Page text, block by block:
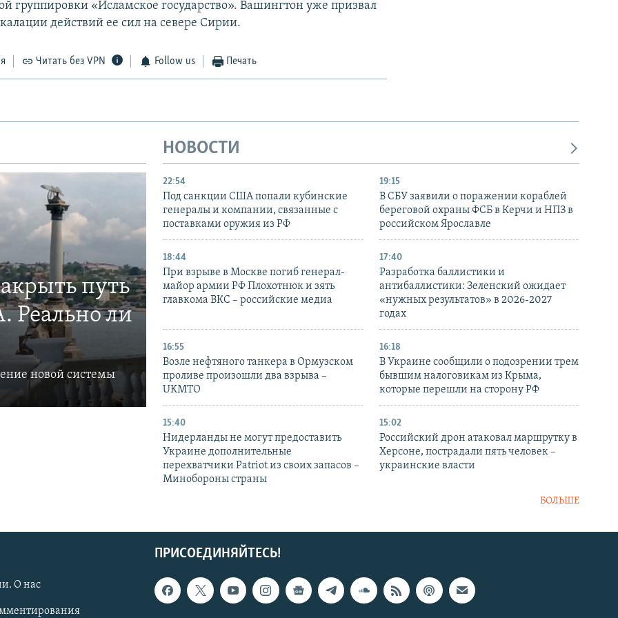
группировки «Исламское государство». Вашингтон уже призвал
действий ее сил на севере Сирии.
Читать без VPN Follow us Печать
путь
Реально ли
новой системы
НОВОСТИ
22:54
Под санкции США попали кубинские
генералы и компании, связанные с
поставками оружия из РФ
19:15
В СБУ заявили о поражении кораблей
береговой охраны ФСБ в Керчи и НПЗ в
российском Ярославле
18:44
При взрыве в Москве погиб генерал-
майор армии РФ Плохотнюк и зять
главкома ВКС – российские медиа
17:40
Разработка баллистики и
антибаллистики: Зеленский ожидает
«нужных результатов» в 2026-2027
годах
16:55
Возле нефтяного танкера в Ормузском
проливе произошли два взрыва –
UKMTO
16:18
В Украине сообщили о подозрении трем
бывшим налоговикам из Крыма,
которые перешли на сторону РФ
15:40
Нидерланды не могут предоставить
Украине дополнительные
перехватчики Patriot из своих запасов –
Минобороны страны
15:02
Российский дрон атаковал маршрутку в
Херсоне, пострадали пять человек –
украинские власти
БОЛЬШЕ
ПРИСОЕДИНЯЙТЕСЬ!
О нас